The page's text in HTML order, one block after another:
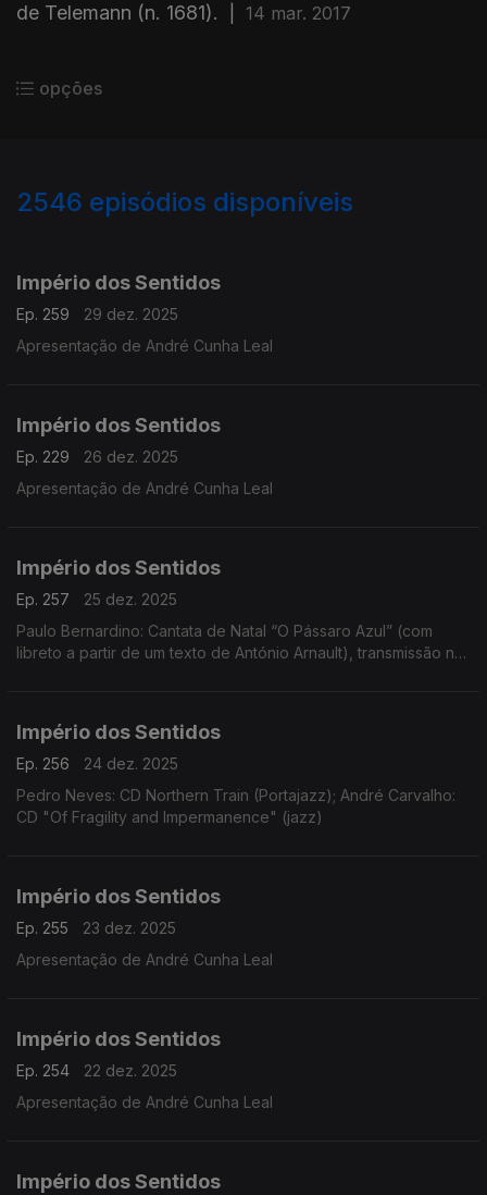
de Telemann (n. 1681).
14 mar. 2017
opções
2546 episódios disponíveis
Império dos Sentidos
Ep. 259
29 dez. 2025
Apresentação de André Cunha Leal
Império dos Sentidos
Ep. 229
26 dez. 2025
Apresentação de André Cunha Leal
Império dos Sentidos
Ep. 257
25 dez. 2025
Paulo Bernardino: Cantata de Natal “O Pássaro Azul” (com
libreto a partir de um texto de António Arnault), transmissão na
Império dos Sentidos
Ep. 256
24 dez. 2025
Pedro Neves: CD Northern Train (Portajazz); André Carvalho:
CD "Of Fragility and Impermanence" (jazz)
Império dos Sentidos
Ep. 255
23 dez. 2025
Apresentação de André Cunha Leal
Império dos Sentidos
Ep. 254
22 dez. 2025
Apresentação de André Cunha Leal
Império dos Sentidos